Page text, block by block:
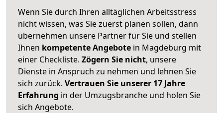
Wenn Sie durch Ihren alltäglichen Arbeitsstress
nicht wissen, was Sie zuerst planen sollen, dann
übernehmen unsere Partner für Sie und stellen
Ihnen kompetente Angebote in Magdeburg mit
einer Checkliste. Zögern Sie nicht, unsere
Dienste in Anspruch zu nehmen und lehnen Sie
sich zurück. Vertrauen Sie unserer 17 Jahre
Erfahrung in der Umzugsbranche und holen Sie
sich Angebote.